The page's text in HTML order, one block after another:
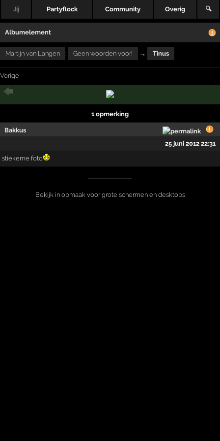
Jij Partyflock Community Overig 🔍
Albumelement
Martijn van Langen : Geen woorden voor! → Tinus
Vorige
1 opmerking
Bakkus
25 juni 2012 22:31
stiekeme foto
Bekijk in opmaak voor grote schermen en desktops